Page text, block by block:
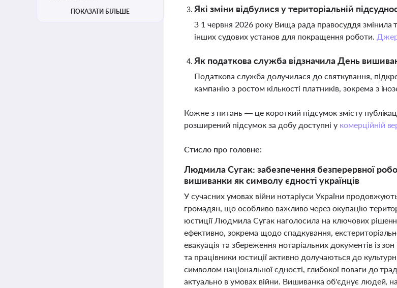
ПОКАЗАТИ БІЛЬШЕ Які зміни відбулися у територіальній
З 1 червня 2026 року Вища рада правосуддя змінила
інших судових установ для покращення роботи.
Як податкова служба відзначила День
Податкова служба долучилася до святкування,
кампанію з ростом кількості платників, зокрема з
Кожне з питань — це короткий підсумок змісту
розширений підсумок за добу доступні у комерційній
Стисло про головне:
Людмила Сугак: забезпечення безперервної
вишиванки як символу єдності українців
У сучасних умовах війни нотаріуси України
громадян, що особливо важливо через окупацію
юстиції Людмила Сугак наголосила на ключових
ефективно, зокрема щодо спадкування,
евакуація та збереження нотаріальних документів із
та працівники юстиції активно долучаються до
символом національної єдності, глибокої поваги до
актуально в умовах війни. Вишиванка об'єднує людей,